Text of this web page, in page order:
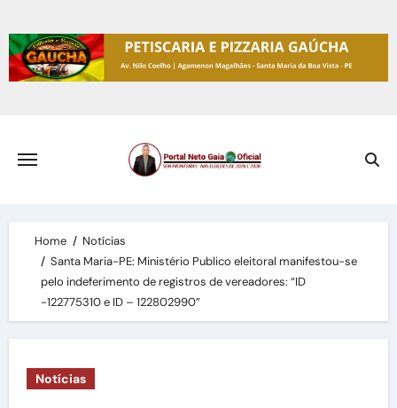
to
content
Home
Notícias
Santa Maria-PE: Ministério Publico eleitoral manifestou-se
pelo indeferimento de registros de vereadores: “ID
-122775310 e ID – 122802990”
Notícias